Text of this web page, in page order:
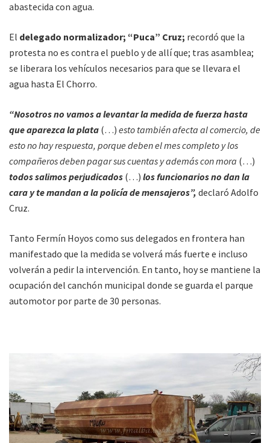
abastecida con agua.
El delegado normalizador; “Puca” Cruz; recordó que la
protesta no es contra el pueblo y de allí que; tras asamblea;
se liberara los vehículos necesarios para que se llevara el
agua hasta El Chorro.
“Nosotros no vamos a levantar la medida de fuerza hasta
que aparezca la plata (…) esto también afecta al comercio, de
esto no hay respuesta, porque deben el mes completo y los
compañeros deben pagar sus cuentas y además con mora (…)
todos salimos perjudicados (…) los funcionarios no dan la
cara y te mandan a la policía de mensajeros”, declaró Adolfo
Cruz.
Tanto Fermín Hoyos como sus delegados en frontera han
manifestado que la medida se volverá más fuerte e incluso
volverán a pedir la intervención. En tanto, hoy se mantiene la
ocupación del canchón municipal donde se guarda el parque
automotor por parte de 30 personas.